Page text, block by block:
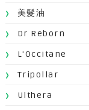
美髮油
Dr Reborn
L'Occitane
Tripollar
Ulthera